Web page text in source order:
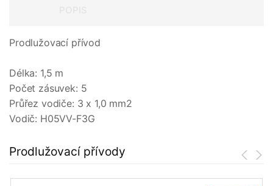
Prodlužovací přívod
Délka: 1,5 m
Počet zásuvek: 5
Průřez vodiče: 3 x 1,0 mm2
Vodič: H05VV-F3G
Prodlužovací přívody